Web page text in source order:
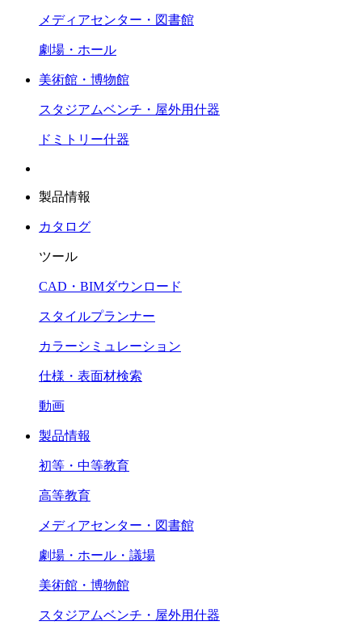
メディアセンター・図書館
劇場・ホール
美術館・博物館
スタジアムベンチ・屋外用什器
ドミトリー什器
製品情報
カタログ
ツール
CAD・BIMダウンロード
スタイルプランナー
カラーシミュレーション
仕様・表面材検索
動画
製品情報
初等・中等教育
高等教育
メディアセンター・図書館
劇場・ホール・議場
美術館・博物館
スタジアムベンチ・屋外用什器